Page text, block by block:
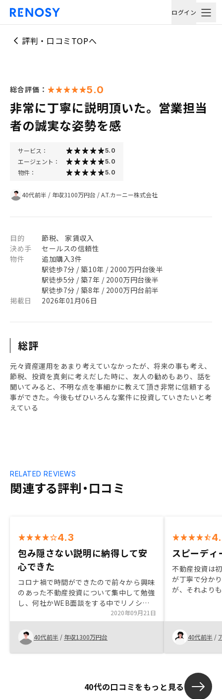
ログイン
評判・口コミTOPへ
総合評価： 5.0
非常に丁寧に説明頂いた。営業担当
者の誠実な姿勢を感
サービス： 5.0
エージェント： 5.0
物件： 5.0
40代前半 / 年収3100万円台 /A.T.カーニー株式会社
目的
節税、 家賃収入
決め手
セールスの信頼性
物件
追加購入3件
駅徒歩7分 / 築10年 / 2000万円台後半
駅徒歩5分 / 築7年 / 2000万円台後半
駅徒歩7分 / 築8年 / 2000万円台前半
掲載日
2026年01月06日
総評
元々資産運用をあまり考えていなかったが、将来の事も考え、
節税、投資を真剣に考えだした時に、友人の勧めもあり、話を
聞いてみると、不明な点を事細かに教えて頂き非常に信頼する
事ができた。今後もぜひいろんな案件に投資していきたいと考
えている
関連する評判・口コミ
RELATED REVIEWS
4.3
包み隠さない説明に納得して安
心できた
コロナ禍で時間ができたので前々から興味
のあった不動産投資について集中して勉強
し、何社かWEB面談をする中でリノシー
さんに出会いました。 担当エージェント
の方は、最初から腹の探り合いではなく、
不動産投資のメリット、デメリットを包み
隠さず教えて下さり、自分の理解とも合致
していたので安心できました。また最初は
多くの選択肢の中から自分の納得するもの
2020年09月21日
40代前半 / 年収1300万円台
スピーディ
不動産投資は
が丁寧で分か
が、それより
ました。契約
ことだったか
にも、全て的
要に応じて、
り迷うことな
から2ヶ月ほ
きましたが、
40代前半 /
40代の口コミをもっと見る